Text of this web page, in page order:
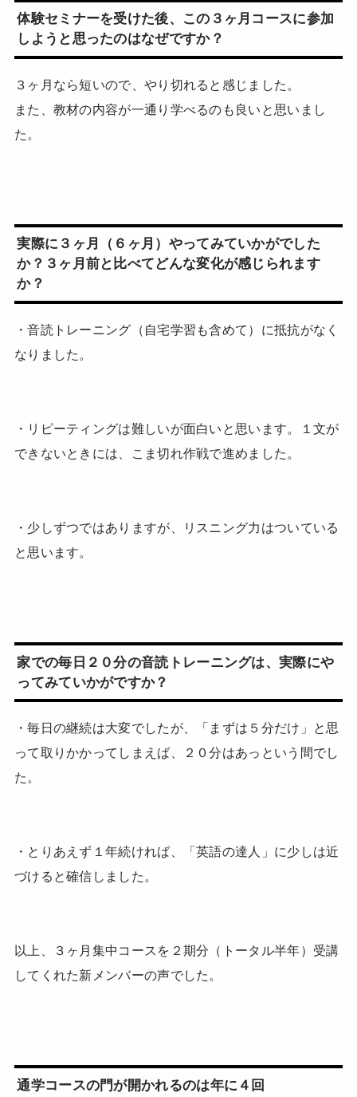
体験セミナーを受けた後、この３ヶ月コースに参加
しようと思ったのはなぜですか？
３ヶ月なら短いので、やり切れると感じました。
また、教材の内容が一通り学べるのも良いと思いまし
た。
実際に３ヶ月（６ヶ月）やってみていかがでした
か？３ヶ月前と比べてどんな変化が感じられます
か？
・音読トレーニング（自宅学習も含めて）に抵抗がなく
なりました。
・リピーティングは難しいが面白いと思います。１文が
できないときには、こま切れ作戦で進めました。
・少しずつではありますが、リスニング力はついている
と思います。
家での毎日２０分の音読トレーニングは、実際にや
ってみていかがですか？
・毎日の継続は大変でしたが、「まずは５分だけ」と思
って取りかかってしまえば、２０分はあっという間でし
た。
・とりあえず１年続ければ、「英語の達人」に少しは近
づけると確信しました。
以上、３ヶ月集中コースを２期分（トータル半年）受講
してくれた新メンバーの声でした。
通学コースの門が開かれるのは年に４回